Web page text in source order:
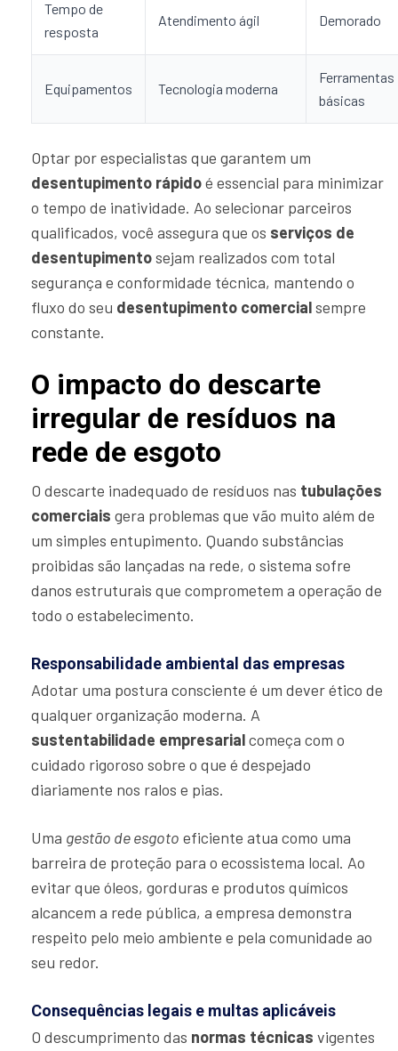
Tempo de
resposta
Atendimento ágil Demorado
Equipamentos Tecnologia moderna
Ferramentas
básicas
Optar por especialistas que garantem um
desentupimento rápidoé essencial para minimizar
o tempo de inatividade. Ao selecionar parceiros
qualificados, você assegura que os serviços de
desentupimentosejam realizados com total
segurança e conformidade técnica, mantendo o
fluxo do seu desentupimento comercialsempre
constante.
O impacto do descarte
irregular de resíduos na
rede de esgoto
O descarte inadequado de resíduos nas tubulações
comerciais gera problemas que vão muito além de
um simples entupimento. Quando substâncias
proibidas são lançadas na rede, o sistema sofre
danos estruturais que comprometem a operação de
todo o estabelecimento.
Responsabilidade ambiental das empresas
Adotar uma postura consciente é um dever ético de
qualquer organização moderna. A
sustentabilidade empresarialcomeça com o
cuidado rigoroso sobre o que é despejado
diariamente nos ralos e pias.
Uma gestão de esgoto eficiente atua como uma
barreira de proteção para o ecossistema local. Ao
evitar que óleos, gorduras e produtos químicos
alcancem a rede pública, a empresa demonstra
respeito pelo meio ambiente e pela comunidade ao
seu redor.
Consequências legais e multas aplicáveis
O descumprimento das normas técnicas vigentes